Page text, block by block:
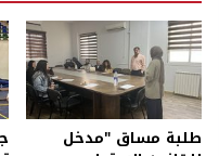
طلبة مساق "مدخل